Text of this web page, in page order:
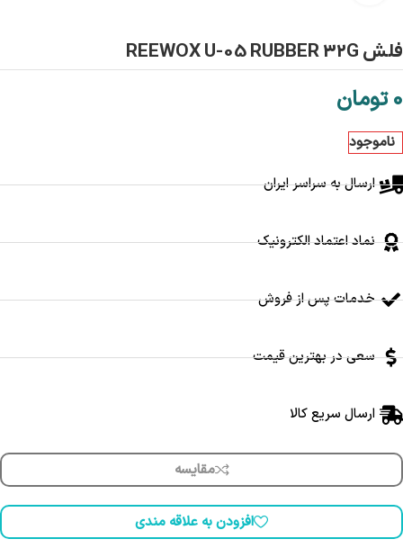
فلش REEWOX U-05 RUBBER 32G
0 تومان
ناموجود
ارسال به سراسر ایران
نماد اعتماد الکترونیک
خدمات پس از فروش
سعی در بهترین قیمت
ارسال سریع کالا
مقایسه
افزودن به علاقه مندی